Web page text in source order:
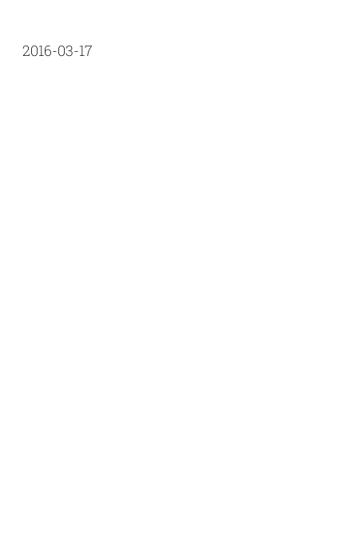
2016-03-17